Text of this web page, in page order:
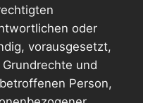
oder
vorausgesetzt,
und
Person,